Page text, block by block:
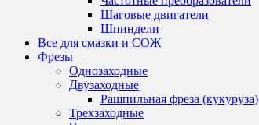
Шаговые двигатели
Шпиндели
Все для смазки и СОЖ
Фрезы
Однозаходные
Двузаходные
Рашпильная фреза (кукуруза)
Трехзаходные